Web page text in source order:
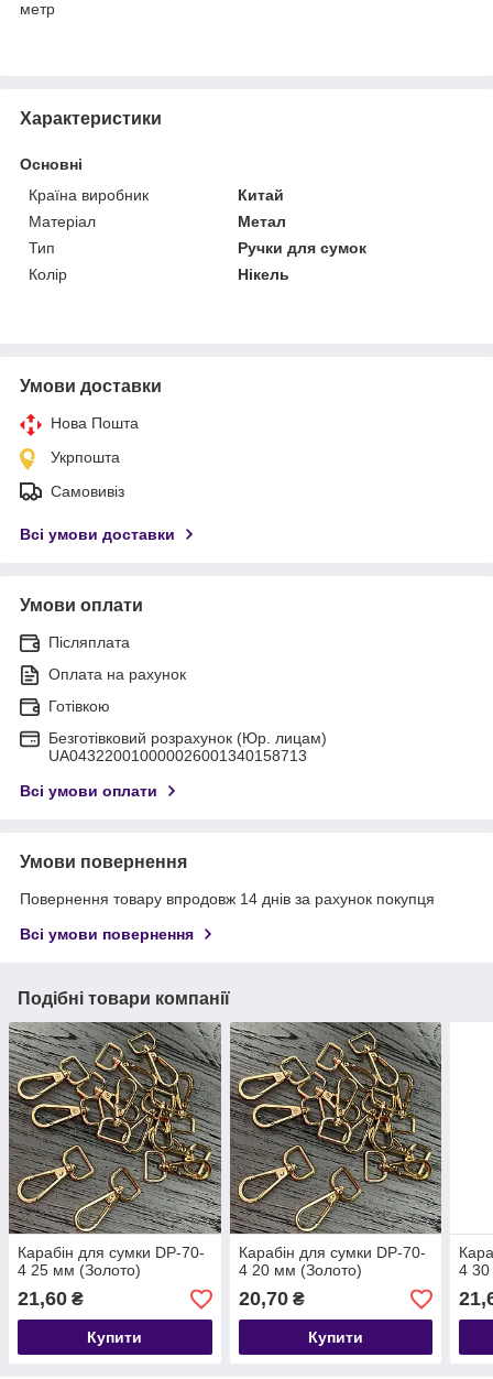
метр
Характеристики
Основні
Країна виробник
Китай
Матеріал
Метал
Тип
Ручки для сумок
Колір
Нікель
Умови доставки
Нова Пошта
Укрпошта
Самовивіз
Всі умови доставки
Умови оплати
Післяплата
Оплата на рахунок
Готівкою
Безготівковий розрахунок (Юр. лицам)
UA043220010000026001340158713
Всі умови оплати
Умови повернення
Повернення товару впродовж 14 днів за рахунок покупця
Всі умови повернення
Подібні товари компанії
Карабін для сумки DP-70-
4 25 мм (Золото)
21,60 ₴
Купити
Карабін для сумки DP-70-
4 20 мм (Золото)
20,70₴
Купити
4